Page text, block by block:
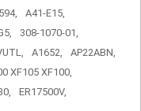
A41-E15,
308-1070-01,
A1652,
AP22ABN,
XF105 XF100,
ER17500V,